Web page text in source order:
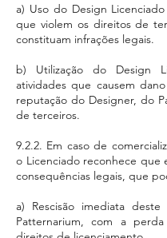
a) Uso do Design
que violem os direitos de
constituam infrações legais.
b) Utilização do Design
atividades que causem
reputação do Designer, do
de terceiros.
9.2.2. Em caso de
o Licenciado reconhece que
consequências legais, que
a) Rescisão imediata
Patternarium, com a